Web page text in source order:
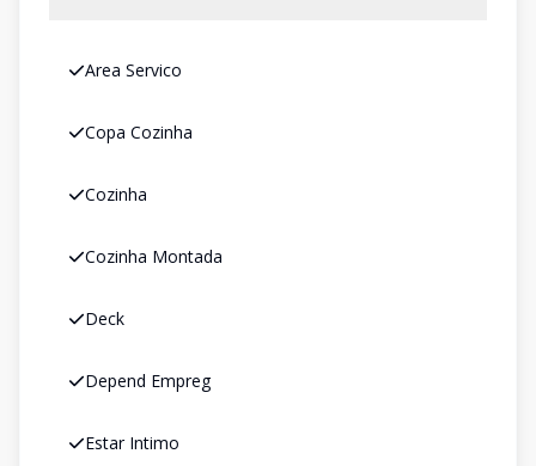
Area Servico
Copa Cozinha
Cozinha
Cozinha Montada
Deck
Depend Empreg
Estar Intimo